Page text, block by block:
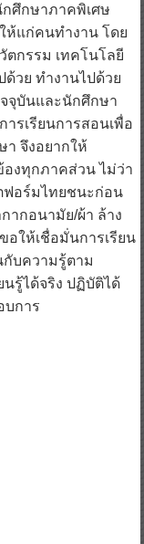
กศึกษาภาคพิเศษ
ห้แก่คนทำงาน โดย
ตกรรม เทคโนโลยี
วย ทำงานไปด้วย
จุบันและนักศึกษา
รเรียนการสอนเพื่อ
จึงอยากให้
งทุกภาคส่วน ไม่ว่า
ฟอร์มไทยชนะก่อน
ากอนามัย/ผ้า ล้าง
อให้เชื่อมั่นการเรียน
กับความรู้ตาม
รู้ได้จริง ปฏิบัติได้
บการ